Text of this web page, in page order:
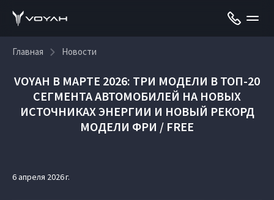
Главная Новости
VOYAH В МАРТЕ 2026: ТРИ МОДЕЛИ В ТОП-20
СЕГМЕНТА АВТОМОБИЛЕЙ НА НОВЫХ
ИСТОЧНИКАХ ЭНЕРГИИ И НОВЫЙ РЕКОРД
МОДЕЛИ ФРИ / FREE
6 апреля 2026 г.